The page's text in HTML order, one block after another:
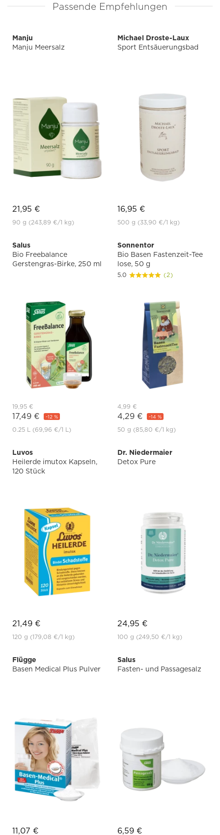
Passende Empfehlungen
Manju
Manju Meersalz
21,95 €
90 g (243,89 €/1 kg)
Michael Droste-Laux
Sport Entsäuerungsbad
16,95 €
500 g (33,90 €/1 kg)
Salus
Bio Freebalance
Gerstengras-Birke, 250 ml
19,95 €
17,49 € -12 %
0.25 L (69,96 €/1 L)
Sonnentor
Bio Basen Fastenzeit-Tee
lose, 50 g
5.0 (2)
4,99 €
4,29 € -14 %
50 g (85,80 €/1 kg)
Luvos
Heilerde imutox Kapseln,
120 Stück
21,49 €
120 g (179,08 €/1 kg)
Dr. Niedermaier
Detox Pure
24,95 €
100 g (249,50 €/1 kg)
Flügge
Basen Medical Plus Pulver
11,07 €
Salus
Fasten- und Passagesalz
6,59 €